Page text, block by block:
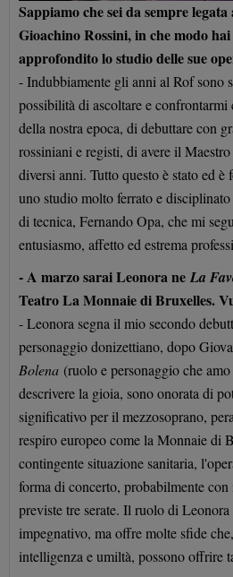
Sappiamo che sei da sempre
Gioachino Rossini, in che modo
approfondito lo studio delle sue
- Indubbiamente gli anni al Rof sono
possibilità di ascoltare e
della nostra epoca, di debuttare con
rossiniani e registi, di avere il
diversi anni. Tutto questo è stato ed è
uno studio molto ferrato e
di tecnica, Fernando Opa, che mi
entusiasmo, affetto ed estrema
- A marzo sarai Leonora ne La
Teatro La Monnaie di Bruxelles.
- Leonora segna il mio secondo
personaggio donizettiano, dopo
Bolena (ruolo e personaggio che
descrivere la gioia, sono onorata di
significativo per il mezzosoprano,
respiro europeo come la Monnaie di
contingente situazione sanitaria,
forma di concerto, probabilmente
previste tre serate. Il ruolo di
impegnativo, ma offre molte sfide
intelligenza e umiltà, possono offrire